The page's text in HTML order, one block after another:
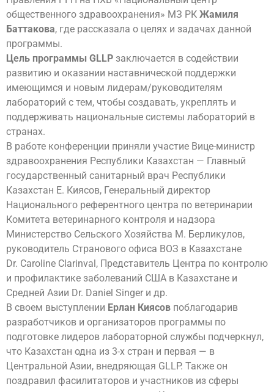
общественного здравоохранения» МЗ РК Жамиля
Баттакова, где рассказала о целях и задачах данной
программы.
Цель программы GLLP заключается в содействии
развитию и оказании наставнической поддержки
имеющимся и новым лидерам/руководителям
лабораторий с тем, чтобы создавать, укреплять и
поддерживать национальные системы лабораторий в
странах.
В работе конференции приняли участие Вице-министр
здравоохранения Республики Казахстан — Главный
государственный санитарный врач Республики
Казахстан Е. Киясов, Генеральный директор
Национального референтного центра по ветеринарии
Комитета ветеринарного контроля и надзора
Министерство Сельского Хозяйства М. Берликулов,
руководитель Странового офиса ВОЗ в Казахстане
Dr. Caroline Clarinval, Представитель Центра по контролю
и профилактике заболеваний США в Казахстане и
Средней Азии Dr. Daniel Singer и др.
В своем выступлении Ерлан Киясов поблагодарив
разработчиков и организаторов программы по
подготовке лидеров лабораторной службы подчеркнул,
что Казахстан одна из 3-х стран и первая — в
Центральной Азии, внедряющая GLLP. Также он
поздравил фасилитаторов и участников из сферы